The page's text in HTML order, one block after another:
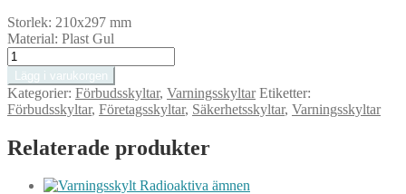
Storlek: 210x297 mm
Material: Plast Gul
Varningsskylt,
Akta
fingrarna
mängd
Lägg i varukorgen
Kategorier: Förbudsskyltar, Varningsskyltar Etiketter:
Förbudsskyltar, Företagsskyltar, Säkerhetsskyltar, Varningsskyltar
Relaterade produkter